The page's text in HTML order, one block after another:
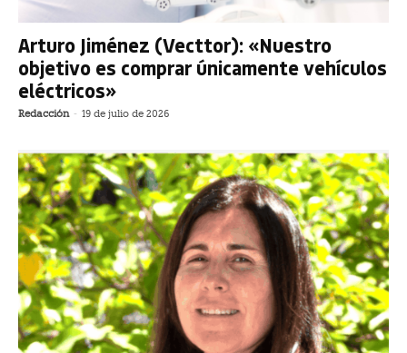
Arturo Jiménez (Vecttor): «Nuestro
objetivo es comprar únicamente vehículos
eléctricos»
Redacción - 19 de julio de 2026